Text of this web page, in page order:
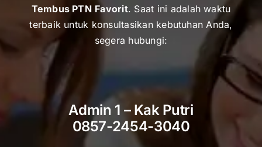
Tembus PTN Favorit. Saat ini adalah waktu
terbaik untuk konsultasikan kebutuhan Anda,
segera hubungi:
Admin 1 – Kak Putri
0857-2454-3040